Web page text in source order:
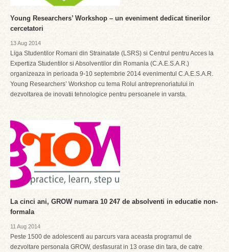
Young Researchers’ Workshop – un eveniment dedicat tinerilor
cercetatori
13 Aug 2014
Liga Studentilor Romani din Strainatate (LSRS) si Centrul pentru Acces la
Expertiza Studentilor si Absolventilor din Romania (C.A.E.S.A.R.)
organizeaza in perioada 9-10 septembrie 2014 evenimentul C.A.E.S.A.R.
Young Researchers’ Workshop cu tema Rolul antreprenoriatului in
dezvoltarea de inovatii tehnologice pentru persoanele in varsta.
La cinci ani, GROW numara 10 247 de absolventi in educatie non-
formala
11 Aug 2014
Peste 1500 de adolescenti au parcurs vara aceasta programul de
dezvoltare personala GROW, desfasurat in 13 orase din tara, de catre